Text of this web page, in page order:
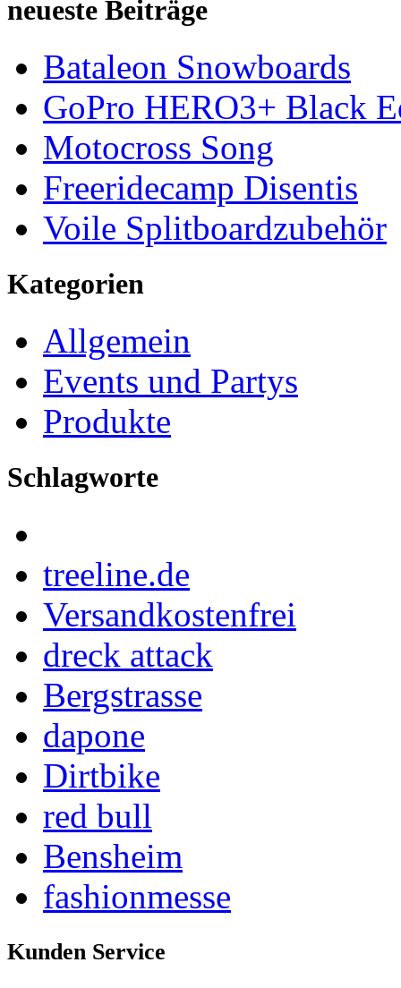
neueste Beiträge
Bataleon Snowboards
GoPro HERO3+ Black
Motocross Song
Freeridecamp Disentis
Voile Splitboardzubehör
Kategorien
Allgemein
Events und Partys
Produkte
Schlagworte
treeline.de
Versandkostenfrei
dreck attack
Bergstrasse
dapone
Dirtbike
red bull
Bensheim
fashionmesse
Kunden Service